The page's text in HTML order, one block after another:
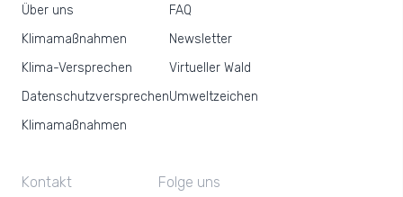
Über uns
Klimamaßnahmen
Klima-Versprechen
Datenschutzversprechen
Klimamaßnahmen
FAQ
Newsletter
Virtueller Wald
Umweltzeichen
Kontakt Folge uns